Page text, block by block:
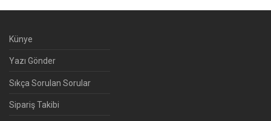
Künye
Yazı Gönder
Sıkça Sorulan Sorular
Sipariş Takibi